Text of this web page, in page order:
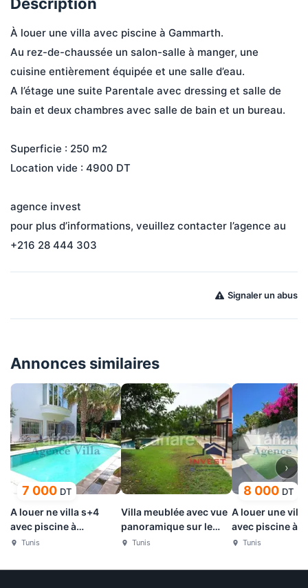
À louer une villa avec piscine à Gammarth.
Au rez-de-chaussée un salon-salle à manger, une
cuisine entièrement équipée et une salle d’eau.
A l’étage une suite Parentale avec dressing et salle de
bain et deux chambres avec salle de bain et un bureau.
Superficie : 250 m2
Location vide : 4900 DT
agence invest
pour plus d’informations, veuillez contacter l’agence au
Signaler un abus
Annonces similaires
7 000 DT
A louer ne villa s+4
avec piscine à
Gammarth
Tunis
Villa meublée avec vue
panoramique sur le
Golf de Gammarth
Tunis
8 000 DT
A louer une
avec piscine à
Gammarth
Tunis
›